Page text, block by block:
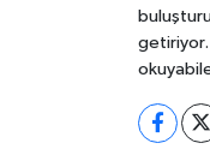
getiriyor.